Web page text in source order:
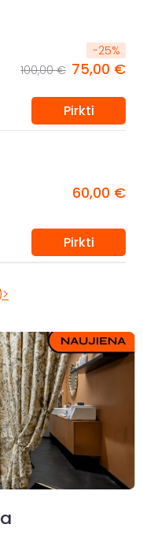
-25%
100,00 € 75,00 €
Pirkti
60,00 €
Pirkti